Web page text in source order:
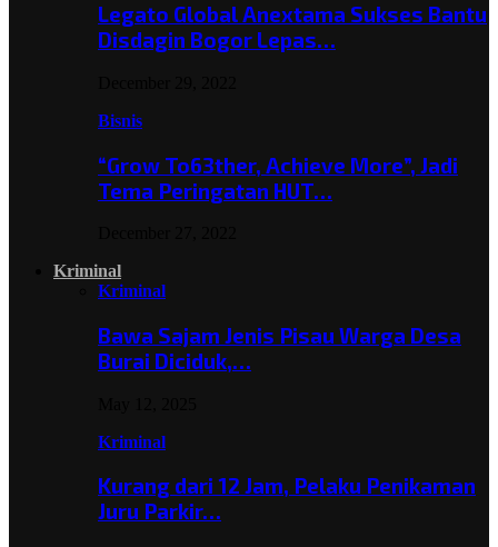
Legato Global Anextama Sukses Bantu
Disdagin Bogor Lepas…
Bisnis
“Grow To63ther, Achieve More”, Jadi
Tema Peringatan HUT…
Kriminal
Kriminal
Bawa Sajam Jenis Pisau Warga Desa
Burai Diciduk,…
Kriminal
Kurang dari 12 Jam, Pelaku Penikaman
Juru Parkir…